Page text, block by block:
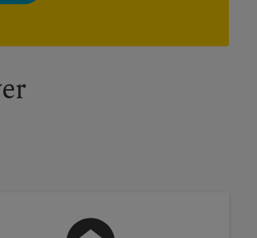
contacte al centro The UPS Store en su ciudad.